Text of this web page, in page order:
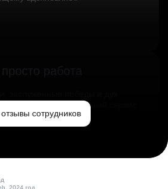
работа
миру и создаём лучший сервис
сотрудников
2024 год